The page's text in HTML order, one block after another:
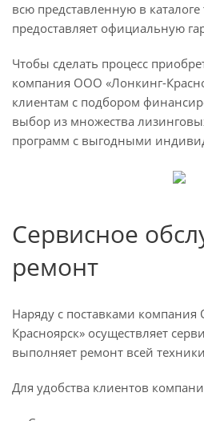
всю представленную в
предоставляет официальную
Чтобы сделать процесс
компания ООО «Лонкинг-
клиентам с подбором
выбор из множества
программ с выгодными
Сервисное
ремонт
Наряду с поставками
Красноярск» осуществляет
выполняет ремонт всей
Для удобства клиентов